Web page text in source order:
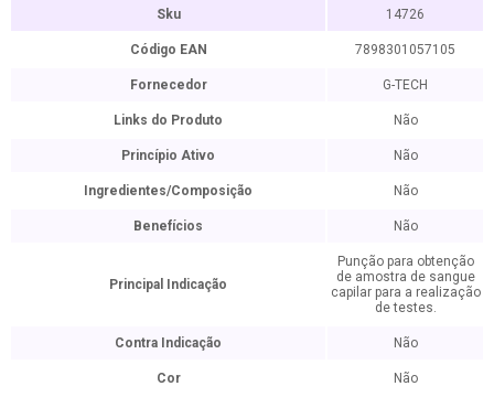
Sku 14726
Código EAN 7898301057105
Fornecedor G-TECH
Links do Produto Não
Princípio Ativo Não
Ingredientes/Composição Não
Benefícios Não
Principal Indicação
Punção para obtenção
de amostra de sangue
capilar para a realização
de testes.
Contra Indicação Não
Cor Não